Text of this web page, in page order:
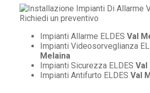
Impianti Allarme ELDES Val
Impianti Videosorveglianza
Melaina
Impianti Sicurezza ELDES Val
Impianti Antifurto ELDES Val